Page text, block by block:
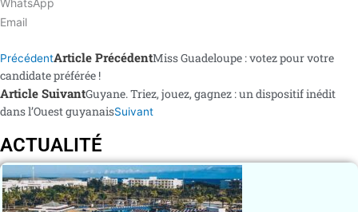
Email
PrécédentArticle PrécédentMiss Guadeloupe : votez pour votre
candidate préférée !
Article SuivantGuyane. Triez, jouez, gagnez : un dispositif inédit
dans l’Ouest guyanaisSuivant
ACTUALITÉ